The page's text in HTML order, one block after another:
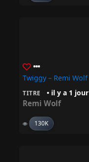
Twiggy – Remi Wolf
TITRE • il y a 1 jour
Remi Wolf
130K